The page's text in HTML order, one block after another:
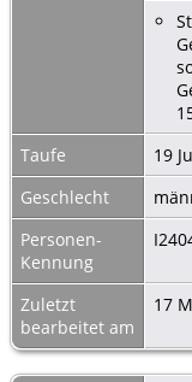
Taufe
19
Geschlecht
Personen-
Kennung
Zuletzt
bearbeitet am
17